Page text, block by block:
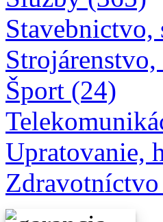
Služby (365)
Šport (24)
Upratovanie,
Zdravotníctvo